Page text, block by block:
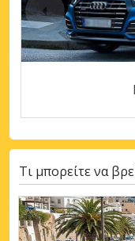
Τι μπορείτε να